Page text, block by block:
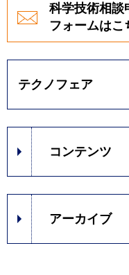
科学技術相談
フォームはこ
テクノフェア
コンテンツ
アーカイブ